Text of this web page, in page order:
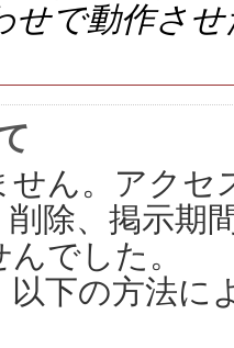
せで動作さ
せん。アクセ
除、掲示期
でした。
以下の方法に